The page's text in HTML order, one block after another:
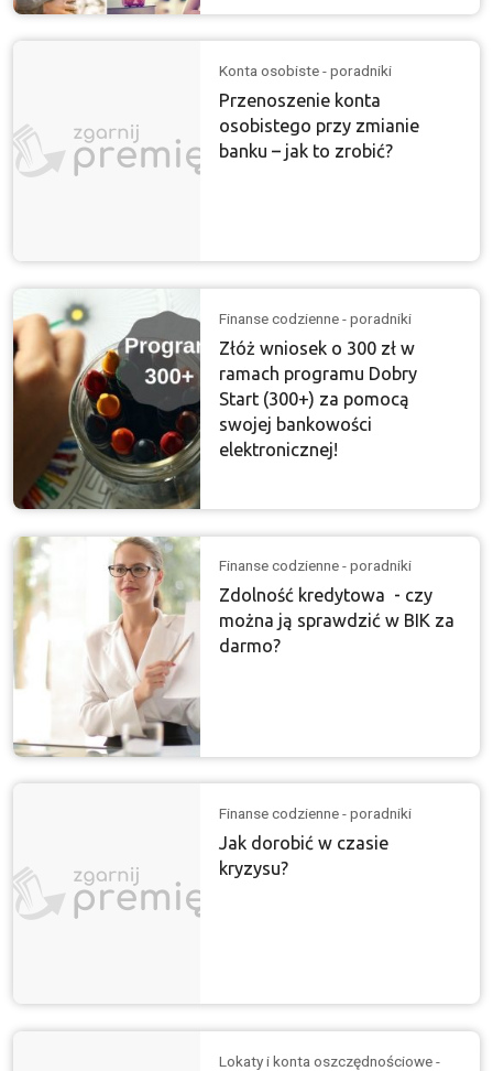
Konta osobiste - poradniki
Przenoszenie konta
osobistego przy zmianie
banku – jak to zrobić?
Finanse codzienne - poradniki
Złóż wniosek o 300 zł w
ramach programu Dobry
Start (300+) za pomocą
swojej bankowości
elektronicznej!
Finanse codzienne - poradniki
Zdolność kredytowa - czy
można ją sprawdzić w BIK za
darmo?
Finanse codzienne - poradniki
Jak dorobić w czasie
kryzysu?
Lokaty i konta oszczędnościowe -